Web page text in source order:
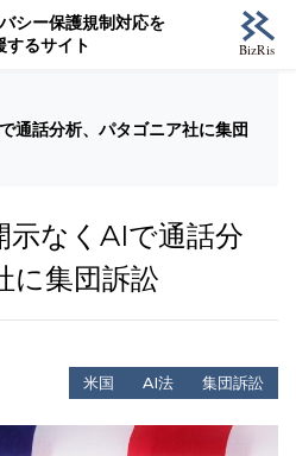
シー保護規制対応を
するサイト
話分析、パタゴニア社に集団
なくAIで通話分
に集団訴訟
米国 AI法 集団訴訟